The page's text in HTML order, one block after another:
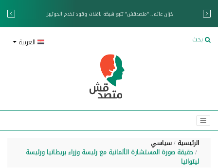
خزان عائم.. "متصدقش" تتبع شبكة ناقلات وقود تخدم الحوثيين
بحث العربية
الرئيسية سياسي
حقيقة صورة المستشارة الألمانية مع رئيسة وزراء بريطانيا ورئيسة
ليتوانيا